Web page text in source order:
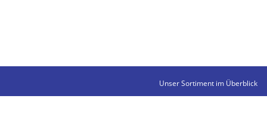
Unser Sortiment im Überblick